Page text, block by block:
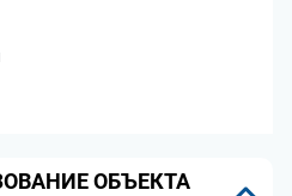
ОБЪЕКТА